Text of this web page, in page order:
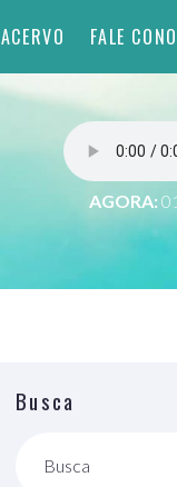
ACERVO FALE
AGORA:
Busca
Busca